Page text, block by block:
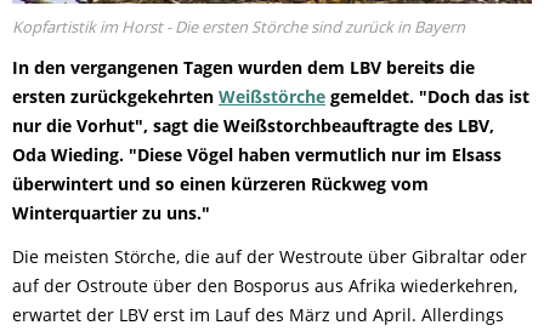
Kopfartistik im Horst - Die ersten Störche sind zurück in Bayern
In den vergangenen Tagen wurden dem LBV bereits die
ersten zurückgekehrten Weißstörche gemeldet. "Doch das ist
nur die Vorhut", sagt die Weißstorchbeauftragte des LBV,
Oda Wieding. "Diese Vögel haben vermutlich nur im Elsass
überwintert und so einen kürzeren Rückweg vom
Winterquartier zu uns."
Die meisten Störche, die auf der Westroute über Gibraltar oder
auf der Ostroute über den Bosporus aus Afrika wiederkehren,
erwartet der LBV erst im Lauf des März und April. Allerdings